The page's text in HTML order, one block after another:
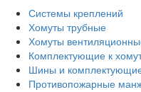
Системы креплений
Хомуты трубные
Хомуты
Комплектующие к
Шины и
Противопожарные